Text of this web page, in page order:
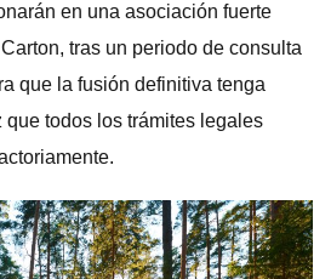
en una asociación fuerte
tras un periodo de consulta
que la fusión definitiva tenga
que todos los trámites legales